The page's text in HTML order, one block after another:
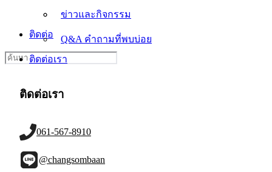
ข่าวและกิจกรรม
Q&A คำถามที่พบบ่อย
ติดต่อเรา
Q&A คำถามที่พบบ่อย
ติดต่อเรา
Search
for:
ติดต่อเรา
061-567-8910
@changsombaan